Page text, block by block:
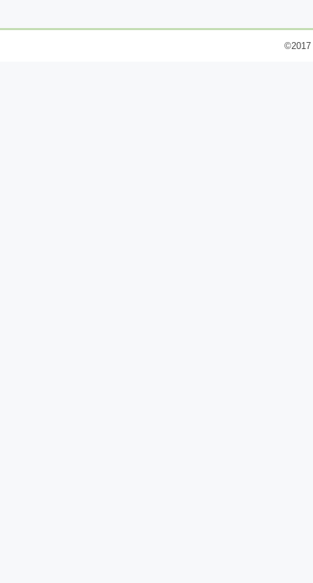
©2017